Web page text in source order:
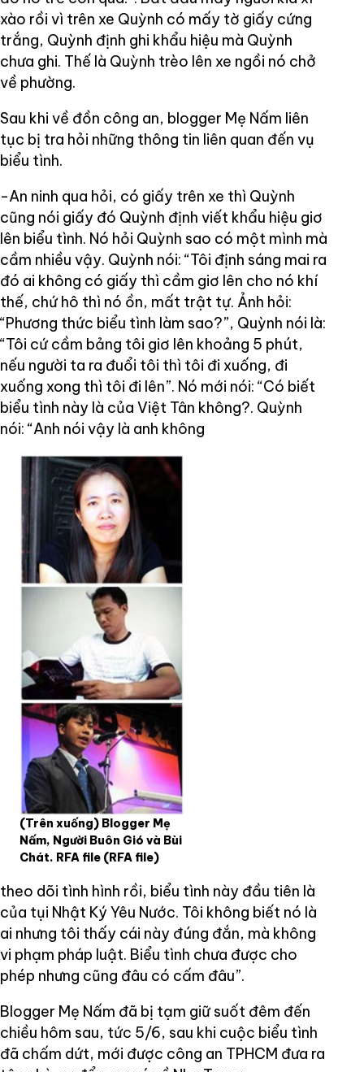
xào rồi vì trên xe Quỳnh có mấy tờ giấy cứng
trắng, Quỳnh định ghi khẩu hiệu mà Quỳnh
chưa ghi. Thế là Quỳnh trèo lên xe ngồi nó chở
về phường.
Sau khi về đồn công an, blogger Mẹ Nấm liên
tục bị tra hỏi những thông tin liên quan đến vụ
biểu tình.
-An ninh qua hỏi, có giấy trên xe thì Quỳnh
cũng nói giấy đó Quỳnh định viết khẩu hiệu giơ
lên biểu tình. Nó hỏi Quỳnh sao có một mình mà
cầm nhiều vậy. Quỳnh nói: “Tôi định sáng mai ra
đó ai không có giấy thì cầm giơ lên cho nó khí
thế, chứ hô thì nó ồn, mất trật tự. Ảnh hỏi:
“Phương thức biểu tình làm sao?”, Quỳnh nói là:
“Tôi cứ cầm bảng tôi giơ lên khoảng 5 phút,
nếu người ta ra đuổi tôi thì tôi đi xuống, đi
xuống xong thì tôi đi lên”. Nó mới nói: “Có biết
biểu tình này là của Việt Tân không?. Quỳnh
nói: “Anh nói vậy là anh không
(Trên xuống) Blogger Mẹ
Nấm, Người Buôn Gió và Bùi
Chát. RFA file (RFA file)
theo dõi tình hình rồi, biểu tình này đầu tiên là
của tụi Nhật Ký Yêu Nước. Tôi không biết nó là
ai nhưng tôi thấy cái này đúng đắn, mà không
vi phạm pháp luật. Biểu tình chưa được cho
phép nhưng cũng đâu có cấm đâu”.
Blogger Mẹ Nấm đã bị tạm giữ suốt đêm đến
chiều hôm sau, tức 5/6, sau khi cuộc biểu tình
đã chấm dứt, mới được công an TPHCM đưa ra